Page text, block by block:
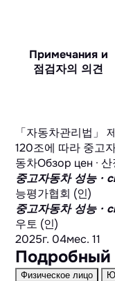
Примечания и
점검자의 의견
「자동차관리법」
120조에 따라 중고
동차Обзор цен ·
중고자동차 성능 ·
능평가협회 (인)
중고자동차 성능 ·
우토 (인)
2025г. 04мес. 11
Подробный
Физическое лицо